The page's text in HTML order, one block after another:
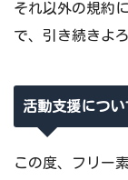
それ以外の規約
で、引き続きよ
活動支援につい
この度、フリー